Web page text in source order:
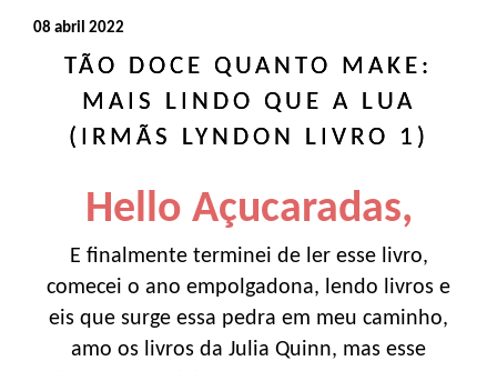
08 abril 2022
TÃO DOCE QUANTO MAKE:
MAIS LINDO QUE A LUA
(IRMÃS LYNDON LIVRO 1)
Hello Açucaradas,
E finalmente terminei de ler esse livro,
comecei o ano empolgadona, lendo livros e
eis que surge essa pedra em meu caminho,
amo os livros da Julia Quinn, mas esse